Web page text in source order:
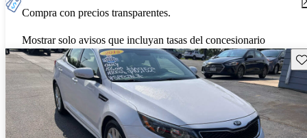
Compra con precios transparentes.
Mostrar solo avisos que incluyan tasas del concesionario